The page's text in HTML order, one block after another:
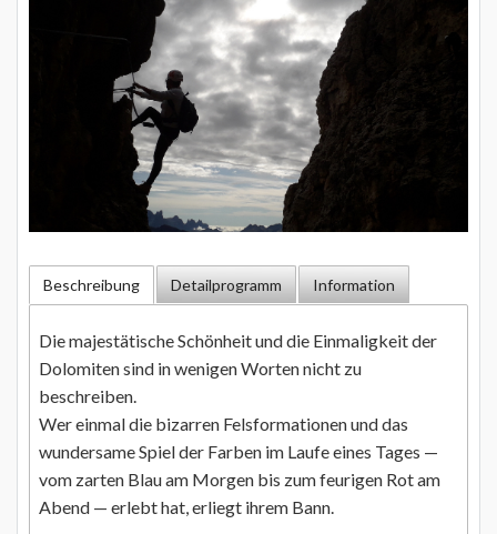
Beschreibung Detailprogramm Information
Die majestätische Schönheit und die Einmaligkeit der
Dolomiten sind in wenigen Worten nicht zu
beschreiben.
Wer einmal die bizarren Felsformationen und das
wundersame Spiel der Farben im Laufe eines Tages —
vom zarten Blau am Morgen bis zum feurigen Rot am
Abend — erlebt hat, erliegt ihrem Bann.